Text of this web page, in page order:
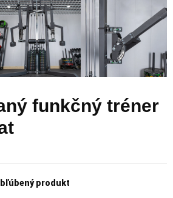
funkčný tréner
produkt